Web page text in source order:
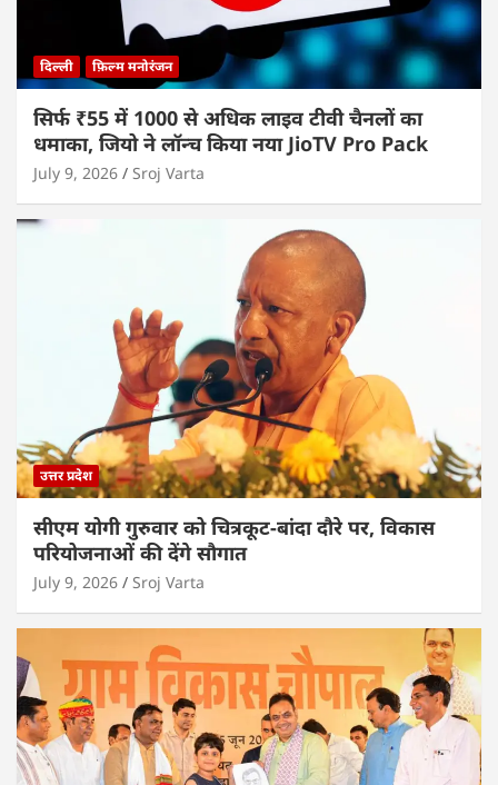
दिल्ली फ़िल्म मनोरंजन
सिर्फ ₹55 में 1000 से अधिक लाइव टीवी चैनलों का
धमाका, जियो ने लॉन्च किया नया JioTV Pro Pack
July 9, 2026 Sroj Varta
उत्तर प्रदेश
सीएम योगी गुरुवार को चित्रकूट-बांदा दौरे पर, विकास
परियोजनाओं की देंगे सौगात
July 9, 2026 Sroj Varta